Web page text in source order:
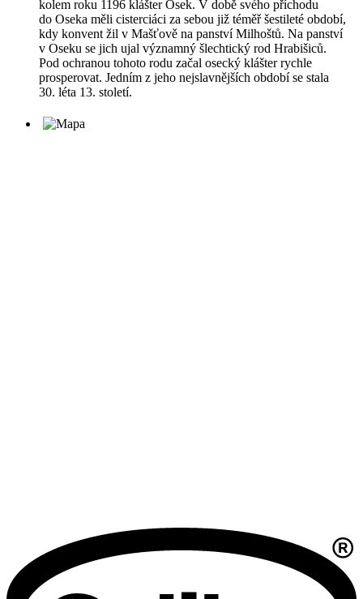
kolem roku 1196 klášter Osek. V době svého příchodu
do Oseka měli cisterciáci za sebou již téměř šestileté období,
kdy konvent žil v Mašťově na panství Milhoštů. Na panství
v Oseku se jich ujal významný šlechtický rod Hrabišiců.
Pod ochranou tohoto rodu začal osecký klášter rychle
prosperovat. Jedním z jeho nejslavnějších období se stala
30. léta 13. století.